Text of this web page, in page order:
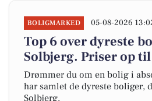
BOLIGMARKED 05-08-2026
Top 6 over dyreste
Solbjerg. Priser op
Drømmer du om en bolig i
har samlet de dyreste boliger,
Solbjerg.